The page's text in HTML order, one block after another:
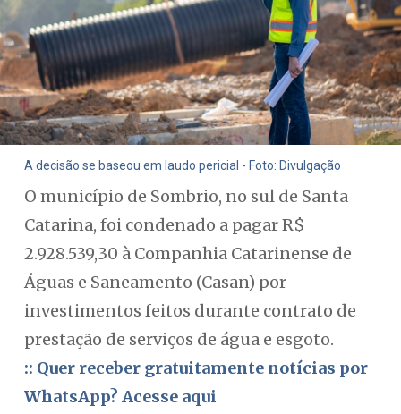
A decisão se baseou em laudo pericial - Foto: Divulgação
O município de Sombrio, no sul de Santa
Catarina, foi condenado a pagar R$
2.928.539,30 à Companhia Catarinense de
Águas e Saneamento (Casan) por
investimentos feitos durante contrato de
prestação de serviços de água e esgoto.
:: Quer receber gratuitamente notícias por
WhatsApp? Acesse aqui